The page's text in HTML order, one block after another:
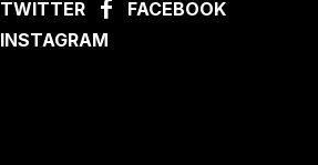
TWITTER
FACEBOOK
INSTAGRAM